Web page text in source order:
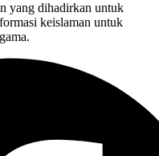
yang dihadirkan untuk
keislaman untuk